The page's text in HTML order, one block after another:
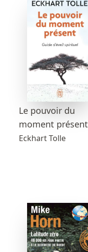
Le pouvoir du
moment présent
Eckhart Tolle